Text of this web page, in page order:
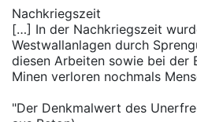
Nachkriegszeit
[…] In der Nachkriegszeit
Westwallanlagen durch
diesen Arbeiten sowie bei der
Minen verloren nochmals
"Der Denkmalwert des